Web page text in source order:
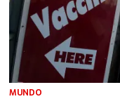
MUNDO